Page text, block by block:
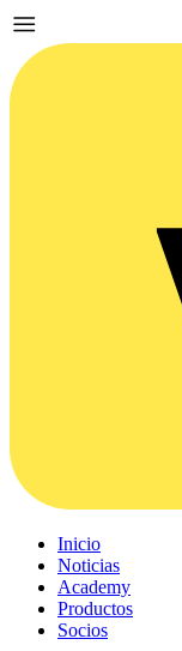
Inicio
Noticias
Academy
Productos
Socios